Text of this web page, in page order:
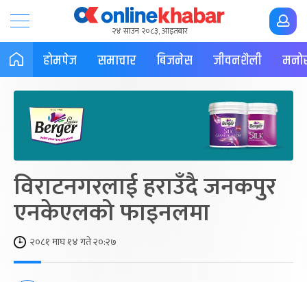
२४ साउन २०८३, आइतबार
होमपेज समाचार बिजनेस जीवनशैली
विराटनगरलाई हराउँदै जनकपुर
एनकेएलको फाइनलमा
२०८१ माघ १४ गते २०:२७